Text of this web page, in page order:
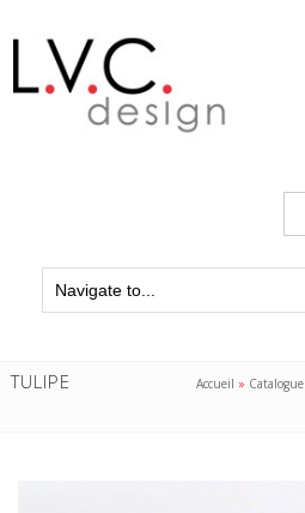
TULIPE Accueil » Catalogue